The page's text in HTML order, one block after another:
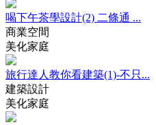
喝下午茶學設計(2) 二條通 ...
商業空間
美化家庭
旅行達人教你看建築(1)-不只...
建築設計
美化家庭